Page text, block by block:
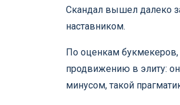
Скандал вышел далеко
наставником.
По оценкам букмекеров,
продвижению в элиту:
минусом, такой